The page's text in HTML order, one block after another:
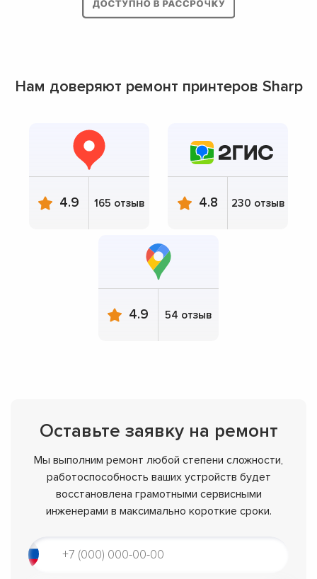
Нам доверяют ремонт принтеров Sharp
4.9 165 отзыв 4.8 230 отзыв
4.9 54 отзыв
Оставьте заявку на ремонт
Мы выполним ремонт любой степени сложности,
работоспособность ваших устройств будет
восстановлена грамотными сервисными
инженерами в максимально короткие сроки.